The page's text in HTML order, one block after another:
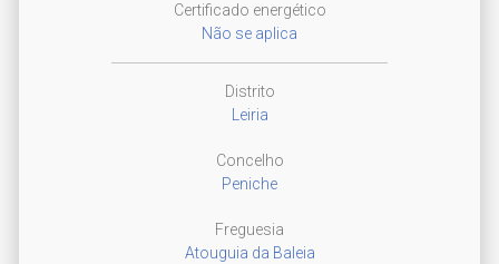
Certificado energético
Não se aplica
Distrito
Leiria
Concelho
Peniche
Freguesia
Atouguia da Baleia